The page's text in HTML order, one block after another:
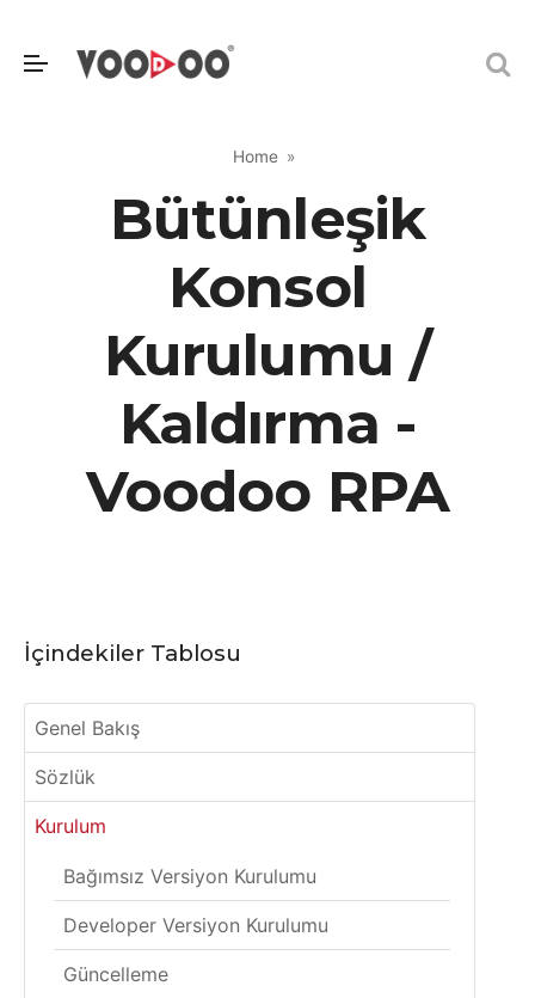
Home
Bütünleşik
Konsol
Kurulumu /
Kaldırma -
Voodoo RPA
İçindekiler Tablosu
Genel Bakış
Sözlük
Kurulum
Bağımsız Versiyon Kurulumu
Developer Versiyon Kurulumu
Güncelleme